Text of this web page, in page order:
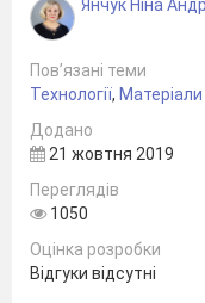
правил
Робота
викладача
Під час
викладача.
На
Янчук Ніна
Пов’язані теми
Технології, Матеріали
Додано
21 жовтня 2019
Переглядів
1050
Оцінка розробки
Відгуки відсутні